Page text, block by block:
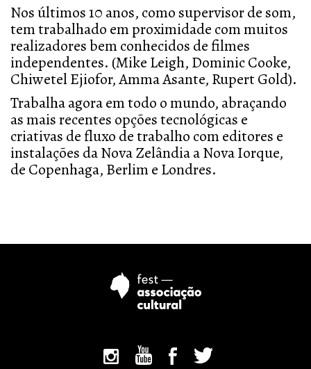
Nos últimos 10 anos, como supervisor de som,
tem trabalhado em proximidade com muitos
realizadores bem conhecidos de filmes
independentes. (Mike Leigh, Dominic Cooke,
Chiwetel Ejiofor, Amma Asante, Rupert Gold).
Trabalha agora em todo o mundo, abraçando
as mais recentes opções tecnológicas e
criativas de fluxo de trabalho com editores e
instalações da Nova Zelândia a Nova Iorque,
de Copenhaga, Berlim e Londres.